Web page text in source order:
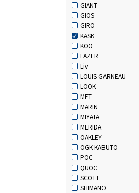
GIANT
GIOS
GIRO
KASK
KOO
LAZER
Liv
LOUIS GARNEAU
LOOK
MET
MARIN
MIYATA
MERIDA
OAKLEY
OGK KABUTO
POC
QUOC
SCOTT
SHIMANO